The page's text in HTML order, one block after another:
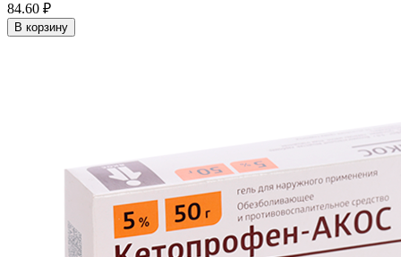
84.60 ₽
В корзину